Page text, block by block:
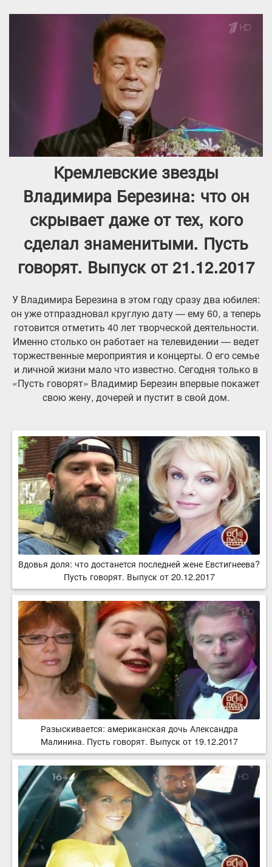
Кремлевские звезды
Владимира Березина: что он
скрывает даже от тех, кого
сделал знаменитыми. Пусть
говорят. Выпуск от 21.12.2017
У Владимира Березина в этом году сразу два юбилея:
он уже отпраздновал круглую дату — ему 60, а теперь
готовится отметить 40 лет творческой деятельности.
Именно столько он работает на телевидении — ведет
торжественные мероприятия и концерты. О его семье
и личной жизни мало что известно. Сегодня только в
«Пусть говорят» Владимир Березин впервые покажет
свою жену, дочерей и пустит в свой дом.
Вдовья доля: что достанется последней жене Евстигнеева?
Пусть говорят. Выпуск от 20.12.2017
Разыскивается: американская дочь Александра
Малинина. Пусть говорят. Выпуск от 19.12.2017